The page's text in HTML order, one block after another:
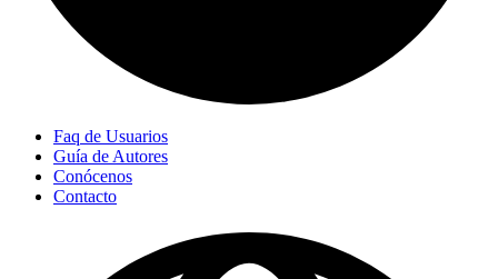
Faq de Usuarios
Guía de Autores
Conócenos
Contacto